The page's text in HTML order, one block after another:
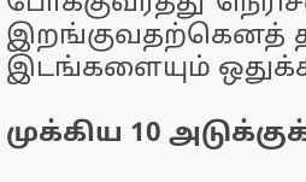
இறங்குவதற்கெனத்
இடங்களையும்
முக்கிய 10